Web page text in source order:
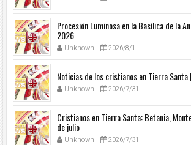
Procesión Luminosa en la Basílica de la
2026
Unknown 2026/8/1
Noticias de los cristianos en Tierra Santa
Unknown 2026/7/31
Cristianos en Tierra Santa: Betania,
de julio
Unknown 2026/7/31